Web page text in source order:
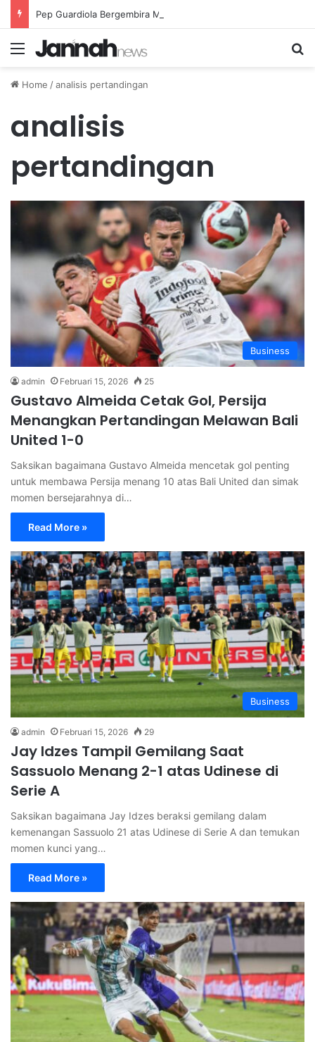
Menu
Home /analisis pertandingan
analisis
pertandingan
Business
admin Februari 15, 2026 25
Gustavo Almeida Cetak Gol, Persija
Menangkan Pertandingan Melawan Bali
United 1-0
Saksikan bagaimana Gustavo Almeida mencetak gol penting
untuk membawa Persija menang 10 atas Bali United dan simak
momen bersejarahnya di…
Read More »
Business
admin Februari 15, 2026 29
Jay Idzes Tampil Gemilang Saat
Sassuolo Menang 2-1 atas Udinese di
Serie A
Saksikan bagaimana Jay Idzes beraksi gemilang dalam
kemenangan Sassuolo 21 atas Udinese di Serie A dan temukan
momen kunci yang…
Read More »